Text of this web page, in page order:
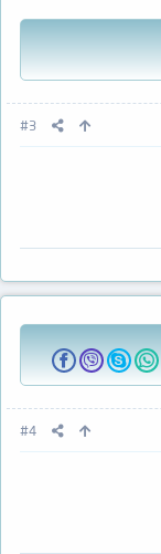
#3
#4